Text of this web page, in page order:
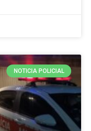
NOTICIA POLICIAL